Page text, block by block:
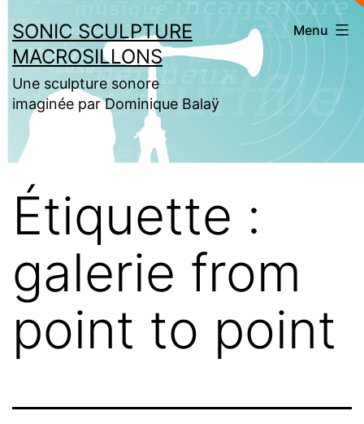
au
contenu
SONIC SCULPTURE
MACROSILLONS
Une sculpture sonore
imaginée par Dominique Balaÿ
Menu
Étiquette :
galerie from
point to point